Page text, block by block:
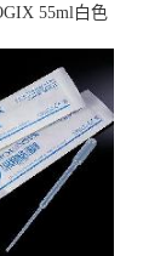
55ml白色
25-0051